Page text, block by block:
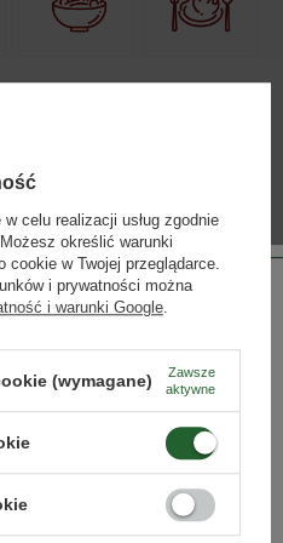
winiarski świata, podzielony
w sobie są osobnymi wielkimi
z nich, wyjątkowo jednak
Winnice Doisy-Védrines
większości odmianą sémillon,
18 lat?
NIE
celu realizacji usług zgodnie
określić warunki
cookie w Twojej przeglądarce.
i prywatności można
i warunki Google.
(wymagane)
Zawsze
aktywne